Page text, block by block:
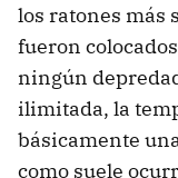
los ratones más
fueron
ningún
ilimitada, la
básicamente
como suele